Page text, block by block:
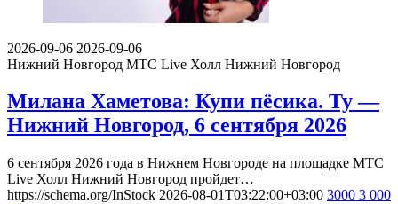
2026-09-06 2026-09-06
Нижний Новгород МТС Live Холл Нижний Новгород
Милана Хаметова: Купи пёсика. Ту —
Нижний Новгород, 6 сентября 2026
6 сентября 2026 года в Нижнем Новгороде на площадке МТС
Live Холл Нижний Новгород пройдет…
https://schema.org/InStock 2026-08-01T03:22:00+03:00 3000 3 000